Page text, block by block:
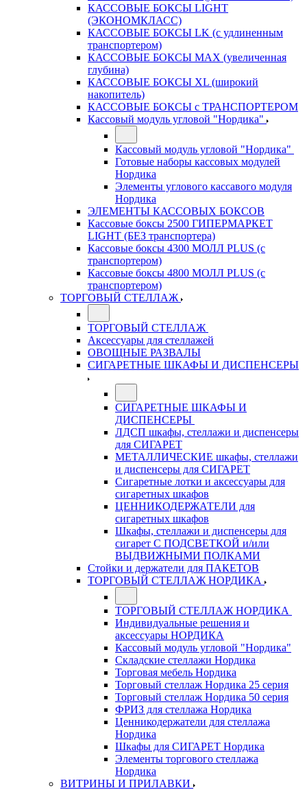
КАССОВЫЕ БОКСЫ LIGHT
(ЭКОНОМКЛАСС)
КАССОВЫЕ БОКСЫ LK (с удлиненным
транспортером)
КАССОВЫЕ БОКСЫ MAX (увеличенная
глубина)
КАССОВЫЕ БОКСЫ XL (широкий
накопитель)
КАССОВЫЕ БОКСЫ с ТРАНСПОРТЕРОМ
Кассовый модуль угловой "Нордика"
Кассовый модуль угловой "Нордика"
Готовые наборы кассовых модулей
Нордика
Элементы углового кассавого модуля
Нордика
ЭЛЕМЕНТЫ КАССОВЫХ БОКСОВ
Кассовые боксы 2500 ГИПЕРМАРКЕТ
LIGHT (БЕЗ транспортера)
Кассовые боксы 4300 МОЛЛ PLUS (с
транспортером)
Кассовые боксы 4800 МОЛЛ PLUS (с
транспортером)
ТОРГОВЫЙ СТЕЛЛАЖ
ТОРГОВЫЙ СТЕЛЛАЖ
Аксессуары для стеллажей
ОВОЩНЫЕ РАЗВАЛЫ
СИГАРЕТНЫЕ ШКАФЫ И ДИСПЕНСЕРЫ
СИГАРЕТНЫЕ ШКАФЫ И
ДИСПЕНСЕРЫ
ЛДСП шкафы, стеллажи и диспенсеры
для СИГАРЕТ
МЕТАЛЛИЧЕСКИЕ шкафы, стеллажи
и диспенсеры для СИГАРЕТ
Сигаретные лотки и аксессуары для
сигаретных шкафов
ЦЕННИКОДЕРЖАТЕЛИ для
сигаретных шкафов
Шкафы, стеллажи и диспенсеры для
сигарет С ПОДСВЕТКОЙ и/или
ВЫДВИЖНЫМИ ПОЛКАМИ
Стойки и держатели для ПАКЕТОВ
ТОРГОВЫЙ СТЕЛЛАЖ НОРДИКА
ТОРГОВЫЙ СТЕЛЛАЖ НОРДИКА
Индивидуальные решения и
аксессуары НОРДИКА
Кассовый модуль угловой "Нордика"
Складские стеллажи Нордика
Торговая мебель Нордика
Торговый стеллаж Нордика 25 серия
Торговый стеллаж Нордика 50 серия
ФРИЗ для стеллажа Нордика
Ценникодержатели для стеллажа
Нордика
Шкафы для СИГАРЕТ Нордика
Элементы торгового стеллажа
Нордика
ВИТРИНЫ И ПРИЛАВКИ